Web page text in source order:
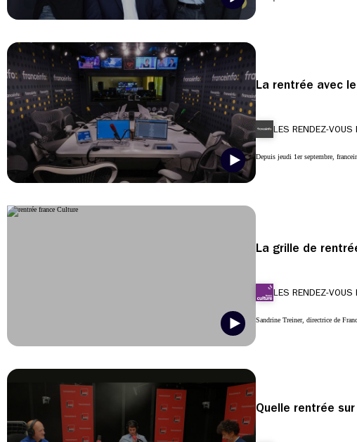
La rentrée avec
LES RENDEZ-VOUS
Depuis jeudi 1er septembre,
La grille de
LES RENDEZ-VOUS
Sandrine Treiner, directrice de
Quelle rentrée